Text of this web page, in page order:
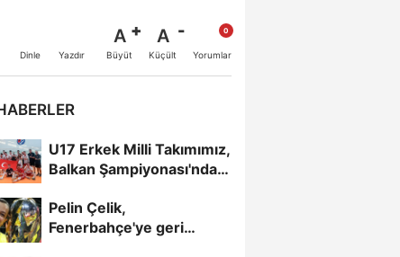
Dinle Yazdır
A
Büyüt
A
Küçült Yorumlar
U17 Erkek Milli Takımımız,
Balkan Şampiyonası'nda
Pelin Çelik,
Fenerbahçe'ye geri